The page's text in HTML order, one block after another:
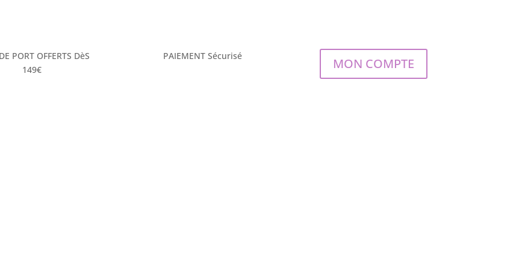
PORT OFFERTS DèS
149€
PAIEMENT Sécurisé MON COMPTE